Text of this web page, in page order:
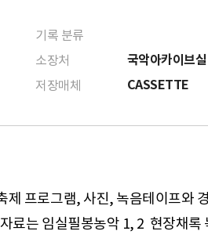
기록 분류
소장처 국악아카이브실
저장매체 CASSETTE
프로그램, 사진, 녹음테이프와
료는 임실필봉농악 1, 2 현장채록